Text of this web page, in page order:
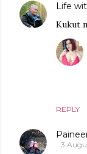
Life
Kukut
REPLY
3